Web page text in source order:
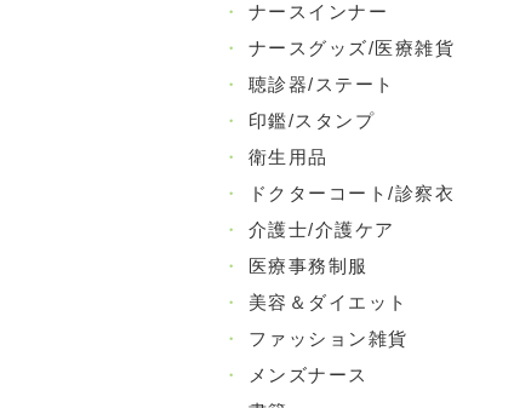
・
ナースインナー
・
ナースグッズ/医療雑貨
・
聴診器/ステート
・
印鑑/スタンプ
・
衛生用品
・
ドクターコート/診察衣
・
介護士/介護ケア
・
医療事務制服
・
美容＆ダイエット
・
ファッション雑貨
・
メンズナース